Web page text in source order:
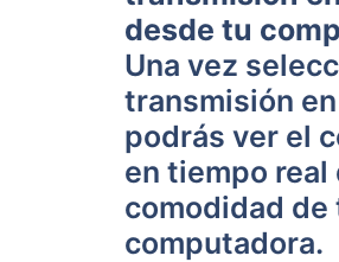
desde tu
Una vez
transmisión
podrás ver el
en tiempo real
comodidad de
computadora.